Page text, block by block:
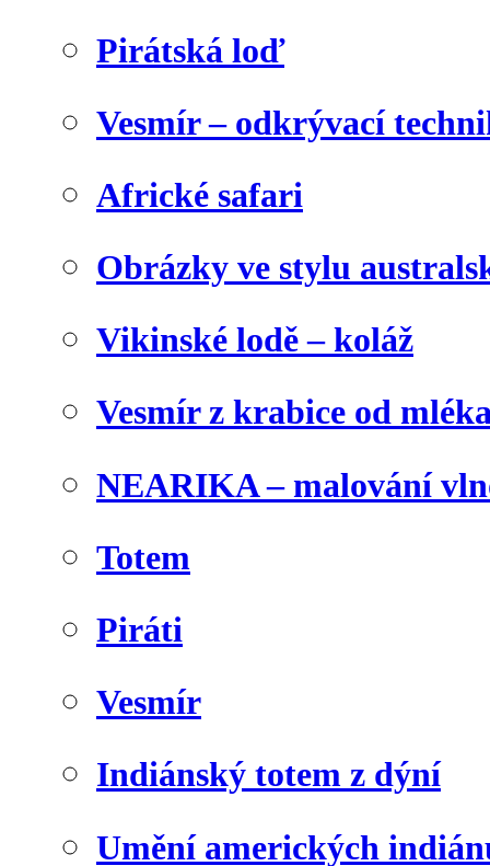
Pirátská loď
Vesmír – odkrývací
Africké safari
Obrázky ve stylu
Vikinské lodě – koláž
Vesmír z krabice od
NEARIKA – malování
Totem
Piráti
Vesmír
Indiánský totem z dýní
Umění amerických